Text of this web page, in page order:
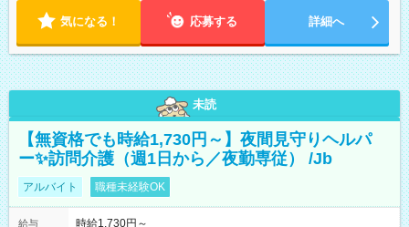
気になる！ 応募する 詳細へ
未読
【無資格でも時給1,730円～】夜間見守りヘルパ
ー✨訪問介護（週1日から／夜勤専従） /Jb
アルバイト 職種未経験OK
給与
時給1,730円～